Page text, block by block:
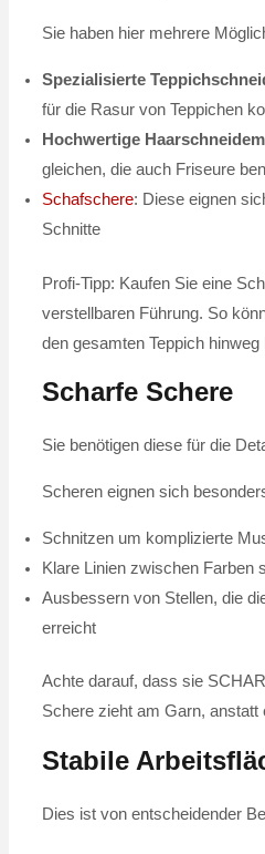
Sie haben hier mehrere
Spezialisierte
für die Rasur von Teppichen
Hochwertige
gleichen, die auch Friseure
Schafschere: Diese eignen
Schnitte
Profi-Tipp: Kaufen Sie eine
verstellbaren Führung. So
den gesamten Teppich hinweg
Scharfe Schere
Sie benötigen diese für die
Scheren eignen sich
Schnitzen um komplizierte
Klare Linien zwischen Farben
Ausbessern von Stellen, die
erreicht
Achte darauf, dass sie
Schere zieht am Garn,
Stabile
Dies ist von entscheidender